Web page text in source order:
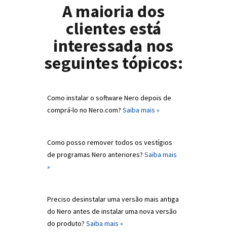
A maioria dos
clientes está
interessada nos
seguintes tópicos:
Como instalar o software Nero depois de
comprá-lo no Nero.com? Saiba mais »
Como posso remover todos os vestígios
de programas Nero anteriores? Saiba mais
»
Preciso desinstalar uma versão mais antiga
do Nero antes de instalar uma nova versão
do produto? Saiba mais »